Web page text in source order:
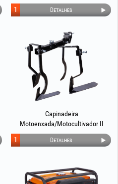
Detalhes
1
Capinadeira
Motoenxada/Motocultivador II
Detalhes
1